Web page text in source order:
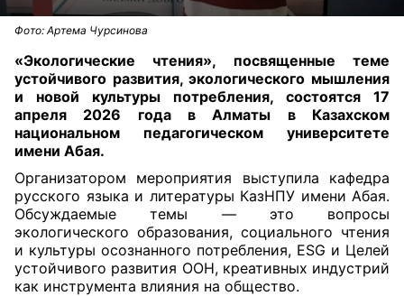
Фото: Артема Чурсинова
«Экологические чтения», посвященные теме
устойчивого развития, экологического мышления
и новой культуры потребления, состоятся 17
апреля 2026 года в Алматы в Казахском
национальном педагогическом университете
имени Абая.
Организатором мероприятия выступила кафедра
русского языка и литературы КазНПУ имени Абая.
Обсуждаемые темы — это вопросы
экологического образования, социального чтения
и культуры осознанного потребления, ESG и Целей
устойчивого развития ООН, креативных индустрий
как инструмента влияния на общество.